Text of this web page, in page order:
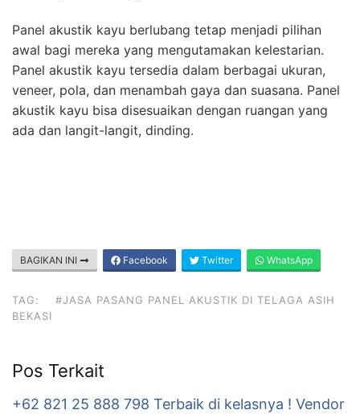
Panel akustik kayu berlubang tetap menjadi pilihan
awal bagi mereka yang mengutamakan kelestarian.
Panel akustik kayu tersedia dalam berbagai ukuran,
veneer, pola, dan menambah gaya dan suasana. Panel
akustik kayu bisa disesuaikan dengan ruangan yang
ada dan langit-langit, dinding.
BAGIKAN INI Facebook Twitter WhatsApp
TAG:
#JASA PASANG PANEL AKUSTIK DI TELAGA ASIH
BEKASI
Pos Terkait
+62 821 25 888 798 Terbaik di kelasnya ! Vendor